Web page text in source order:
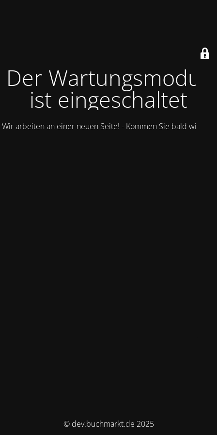
Der Wartungsmodus
ist eingeschaltet
Wir arbeiten an einer neuen Seite! - Kommen Sie bald wieder.
© dev.buchmarkt.de 2025